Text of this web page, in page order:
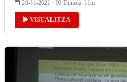
20-11-2021 · Durada: 11m
VISUALITZA